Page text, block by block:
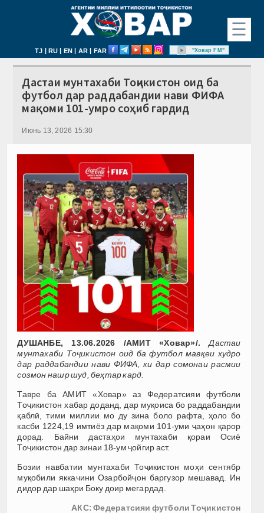
☰
TJ | RU | EN | AR | FAR "Ховар FM"
Дастаи мунтахаби Тоҷикистон оид ба
футбол дар раддабандии нави ФИФА
мақоми 101-умро соҳиб гардид
Июнь 13, 2026 15:30
ДУШАНБЕ, 13.06.2026 /АМИТ «Ховар»/.
Дастаи
мунтахаби Тоҷикистон оид ба футбол мавқеи худро
дар раддабандии нави ФИФА, ки дар сомонаи расмии
созмон нашр шуд, беҳтар кард.
Тавре ба АМИТ «Ховар» аз Федератсияи футболи
Тоҷикистон хабар доданд, дар муқоиса бо раддабандии
қаблӣ, тими миллии мо ду зина боло рафта, ҳоло бо
касби 1224,19 имтиёз дар мақоми 101-уми ҷаҳон қарор
дорад. Байни дастаҳои мунтахаби қораи Осиё
Тоҷикистон дар зинаи 18-ум ҷойгир аст.
Бозии навбатии мунтахаби Тоҷикистон моҳи сентябр
муқобили яккачини Озарбойҷон баргузор мешавад. Ин
дидор дар шаҳри Боку доир мегардад.
АКС: Федератсияи футболи Тоҷикистон